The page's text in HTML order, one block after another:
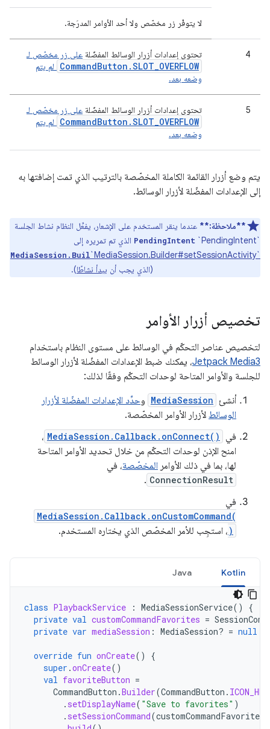
لا يتوفّر زر مخصّص ولا أحد الأوامر المدرَجة.
4 تحتوي إعدادات أزرار الوسائط المفضّلة على زر مخصّص لـ
CommandButton.SLOT_OVERFLOW
لم يتم
وضعه بعد.
5 تحتوي إعدادات أزرار الوسائط المفضّلة على زر مخصّص لـ
CommandButton.SLOT_OVERFLOW
لم يتم
وضعه بعد.
يتم وضع أزرار القائمة الكاملة المخصّصة بالترتيب الذي تمت إضافتها به
إلى الإعدادات المفضّلة لأزرار الوسائط.
**ملاحظة:** عندما ينقر المستخدم على الإشعار، يفعِّل النظام نشاط الجلسة
`PendingIntent`
PendingIntent الذي تم تمريره إلى
`MediaSession.Builder#setSessionActivity`
MediaSession.Buil
(الذي يجب أن يبدأ نشاطًا).
تخصيص أزرار الأوامر
لتخصيص عناصر التحكّم في الوسائط على مستوى النظام باستخدام
Jetpack Media3، يمكنك ضبط الإعدادات المفضّلة لأزرار الوسائط
للجلسة والأوامر المتاحة لوحدات التحكّم وفقًا لذلك:
أنشئ MediaSession وحدِّد الإعدادات المفضّلة لأزرار
الوسائط لأزرار الأوامر المخصّصة.
في
MediaSession.Callback.onConnect() ،
امنح الإذن لوحدات التحكّم من خلال تحديد الأوامر المتاحة
لها، بما في ذلك الأوامر المخصّصة، في
ConnectionResult
.
في
MediaSession.Callback.onCustomCommand(
) ، استجِب للأمر المخصّص الذي يختاره المستخدم.
Kotlin
Java
class PlaybackService : MediaSessionService()
{
private val customCommandFavorites =
private var mediaSession : MediaSession? = null
override fun onCreate()
{
super .onCreate()
val favoriteButton =
CommandButton .Builder(CommandButton .
. setDisplayName( "Save to favorites" )
. setSessionCommand(customCommandFavorites